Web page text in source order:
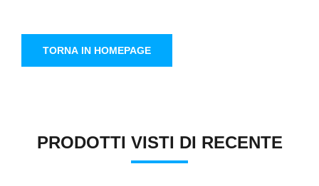
TORNA IN HOMEPAGE
PRODOTTI VISTI DI RECENTE